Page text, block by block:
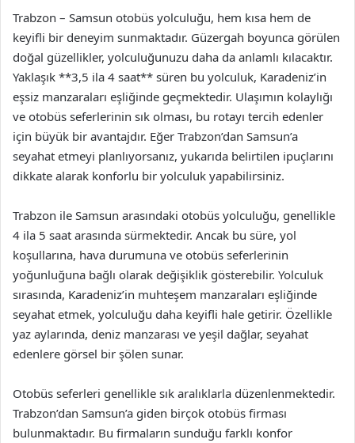
Trabzon – Samsun otobüs yolculuğu, hem kısa hem de
keyifli bir deneyim sunmaktadır. Güzergah boyunca görülen
doğal güzellikler, yolculuğunuzu daha da anlamlı kılacaktır.
Yaklaşık **3,5 ila 4 saat** süren bu yolculuk, Karadeniz’in
eşsiz manzaraları eşliğinde geçmektedir. Ulaşımın kolaylığı
ve otobüs seferlerinin sık olması, bu rotayı tercih edenler
için büyük bir avantajdır. Eğer Trabzon’dan Samsun’a
seyahat etmeyi planlıyorsanız, yukarıda belirtilen ipuçlarını
dikkate alarak konforlu bir yolculuk yapabilirsiniz.
Trabzon ile Samsun arasındaki otobüs yolculuğu, genellikle
4 ila 5 saat arasında sürmektedir. Ancak bu süre, yol
koşullarına, hava durumuna ve otobüs seferlerinin
yoğunluğuna bağlı olarak değişiklik gösterebilir. Yolculuk
sırasında, Karadeniz’in muhteşem manzaraları eşliğinde
seyahat etmek, yolculuğu daha keyifli hale getirir. Özellikle
yaz aylarında, deniz manzarası ve yeşil dağlar, seyahat
edenlere görsel bir şölen sunar.
Otobüs seferleri genellikle sık aralıklarla düzenlenmektedir.
Trabzon’dan Samsun’a giden birçok otobüs firması
bulunmaktadır. Bu firmaların sunduğu farklı konfor